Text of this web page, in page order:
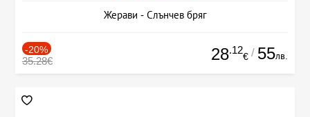
Жерави - Слънчев бряг
-20%
35.28€ 28.12
€ / 55лв.